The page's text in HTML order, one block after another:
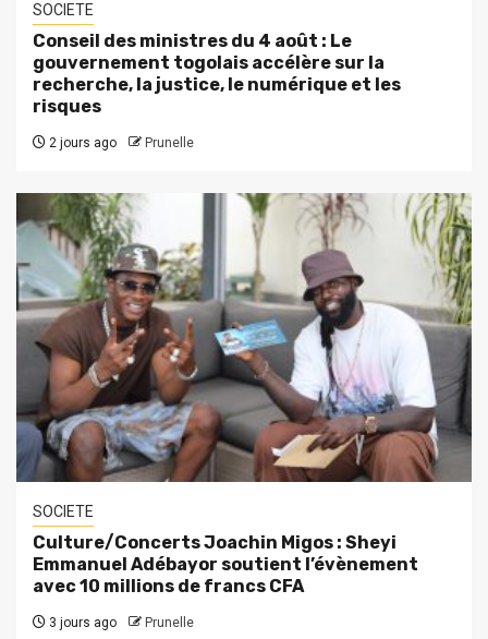
SOCIETE
Conseil des ministres du 4 août : Le
gouvernement togolais accélère sur la
recherche, la justice, le numérique et les
risques
2 jours ago Prunelle
SOCIETE
Culture/Concerts Joachin Migos : Sheyi
Emmanuel Adébayor soutient l’évènement
avec 10 millions de francs CFA
3 jours ago Prunelle